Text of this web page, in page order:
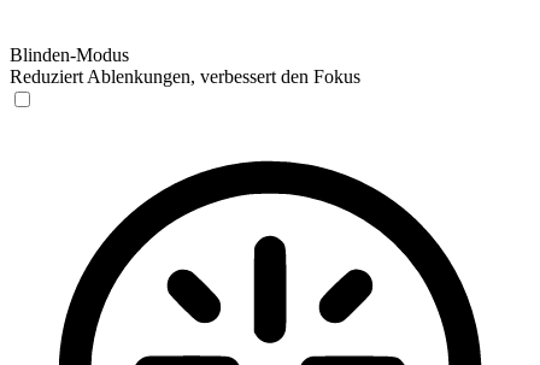
Blinden-Modus
Reduziert Ablenkungen, verbessert den Fokus